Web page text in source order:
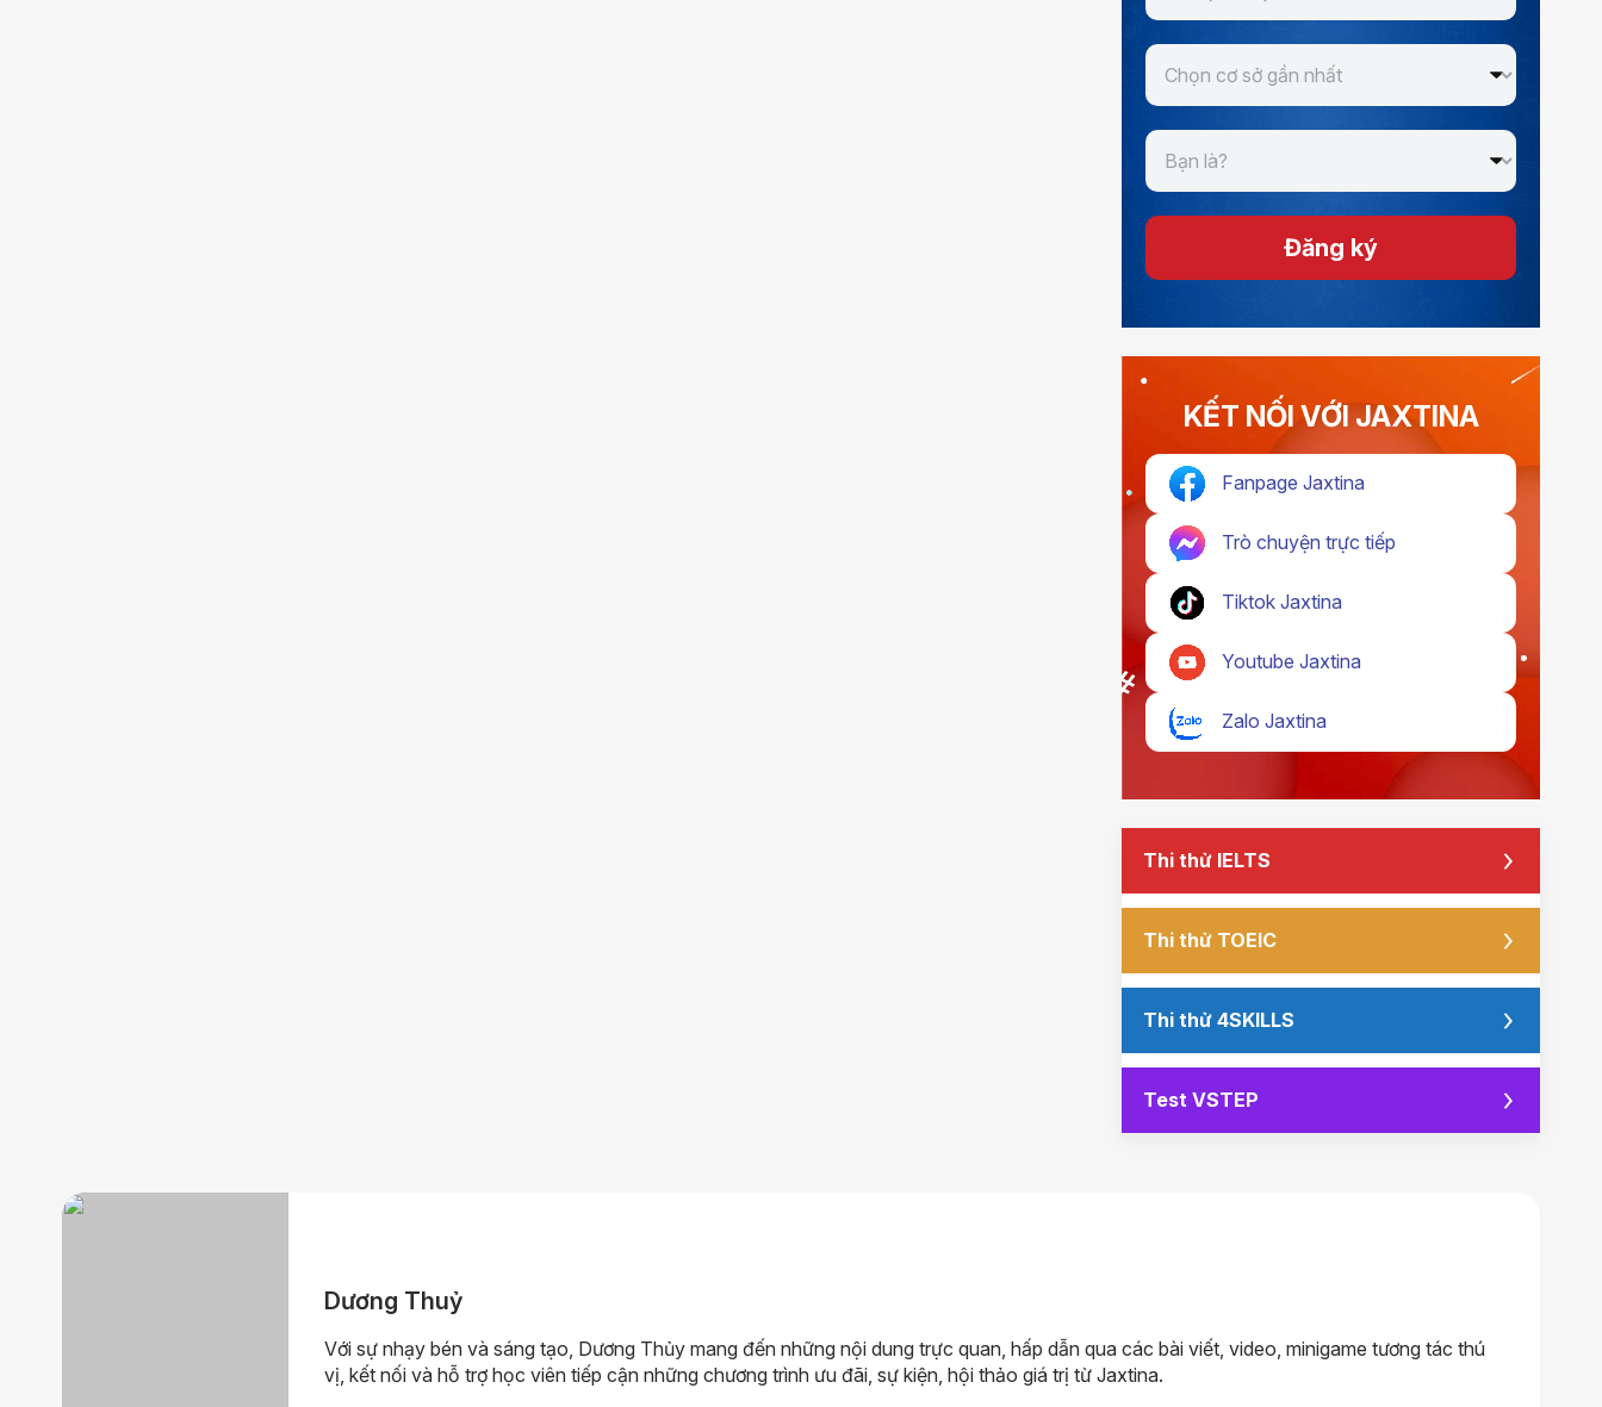
Đăng ký
KẾT NỐI VỚI JAXTINA
Fanpage Jaxtina
Trò chuyện trực tiếp
Tiktok Jaxtina
Youtube Jaxtina
Zalo Jaxtina
Thi thử IELTS
Thi thử TOEIC
Thi thử 4SKILLS
Test VSTEP
Dương Thuỷ
Với sự nhạy bén và sáng tạo, Dương Thủy mang đến những nội dung trực quan, hấp dẫn qua các bài viết, video, minigame tương tác thú
vị, kết nối và hỗ trợ học viên tiếp cận những chương trình ưu đãi, sự kiện, hội thảo giá trị từ Jaxtina.